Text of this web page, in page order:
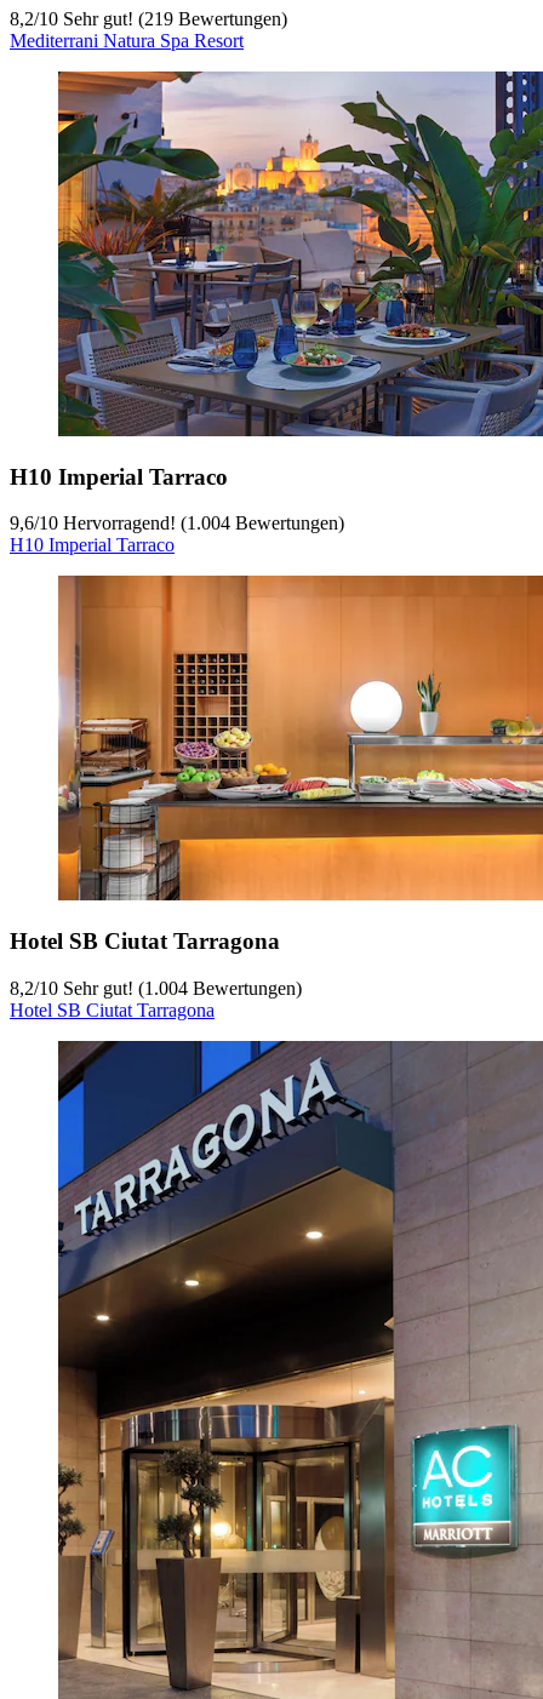
8,2/10 Sehr gut! (219 Bewertungen)
Mediterrani Natura Spa Resort
H10 Imperial Tarraco
9,6/10 Hervorragend! (1.004 Bewertungen)
H10 Imperial Tarraco
Hotel SB Ciutat Tarragona
8,2/10 Sehr gut! (1.004 Bewertungen)
Hotel SB Ciutat Tarragona